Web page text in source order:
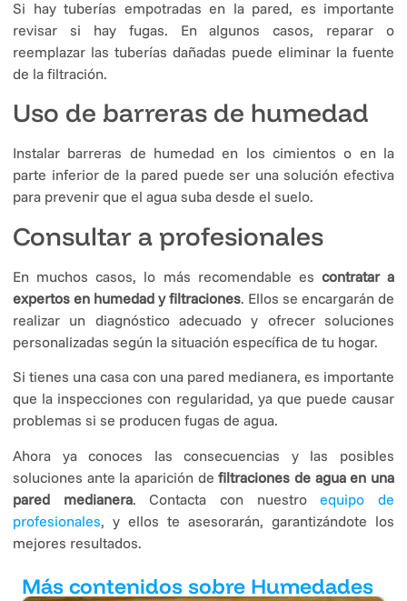
Si hay tuberías empotradas en la pared, es importante
revisar si hay fugas. En algunos casos, reparar o
reemplazar las tuberías dañadas puede eliminar la fuente
de la filtración.
Uso de barreras de humedad
Instalar barreras de humedad en los cimientos o en la
parte inferior de la pared puede ser una solución efectiva
para prevenir que el agua suba desde el suelo.
Consultar a profesionales
En muchos casos, lo más recomendable es contratar a
expertos en humedad y filtraciones. Ellos se encargarán de
realizar un diagnóstico adecuado y ofrecer soluciones
personalizadas según la situación específica de tu hogar.
Si tienes una casa con una pared medianera, es importante
que la inspecciones con regularidad, ya que puede causar
problemas si se producen fugas de agua.
Ahora ya conoces las consecuencias y las posibles
soluciones ante la aparición defiltraciones de agua en una
pared medianera. Contacta con nuestroequipo de
profesionales, y ellos te asesorarán, garantizándote los
mejores resultados.
Más contenidos sobre Humedades